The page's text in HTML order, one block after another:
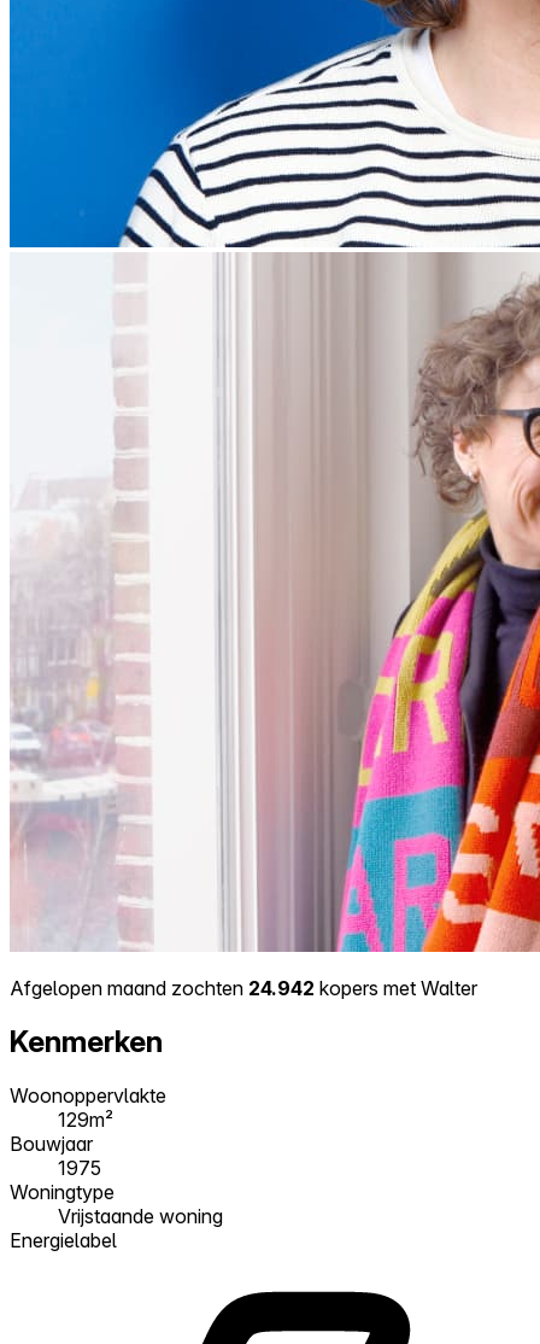
Afgelopen maand zochten 24.942 kopers met Walter
Kenmerken
Woonoppervlakte
129m²
Bouwjaar
1975
Woningtype
Vrijstaande woning
Energielabel